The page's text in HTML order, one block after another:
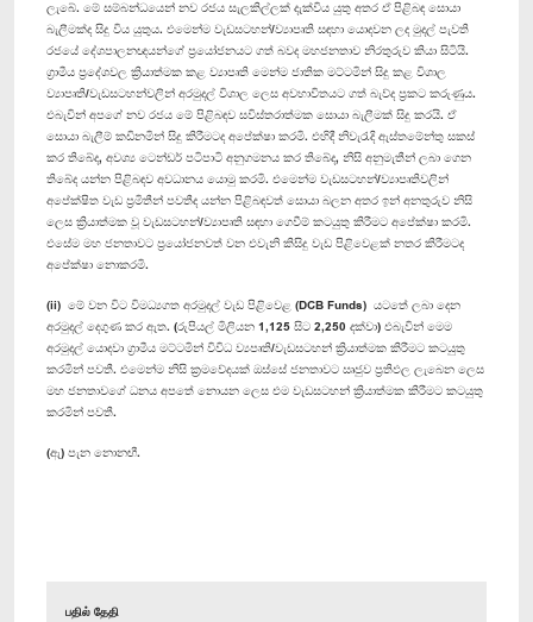
ලැබේ. මේ සම්බන්ධයෙන් නව රජය සැලකිල්ලක් දැක්විය යුතු අතර ඒ පිළිබඳ සොයා
බැලීමක්ද සිදු විය යුතුය. එමෙන්ම වැඩසටහන්/ව්‍යාපෘති සඳහා යොදවන ලද මුදල් පැවති
රජයේ දේශපාලනඥයන්ගේ ප්‍රයෝජනයට ගත් බවද මහජනතාව නිරතුරුව කියා සිටියි.
ග්‍රාමීය ප්‍රදේශවල ක්‍රියාත්මක කළ ව්‍යාපෘති මෙන්ම ජාතික මට්ටමින් සිදු කළ විශාල
ව්‍යාපෘති/වැඩසටහන්වලින් අරමුදල් විශාල ලෙස අවභාවිතයට ගත් බැව්ද ප්‍රකට කරුණුය.
එබැවින් අපගේ නව රජය මේ පිළිබඳව සවිස්තරාත්මක සොයා බැලීමක් සිදු කරයි. ඒ
සොයා බැලීම් කඩිනමින් සිදු කිරීමටද අපේක්ෂා කරමි. එහිදී නිවැරැදි ඇස්තමේන්තු සකස්
කර තිබේද, අවශ්‍ය ටෙන්ඩර් පටිපාටි අනුගමනය කර තිබේද, නිසි අනුමැතීන් ලබා ගෙන
තිබේද යන්න පිළිබඳව අවධානය යොමු කරමි. එමෙන්ම වැඩසටහන්/ව්‍යාපෘතිවලින්
අපේක්ෂිත වැඩ ප්‍රමිතීන් පවතීද යන්න පිළිබඳවත් සොයා බලන අතර ඉන් අනතුරුව නිසි
ලෙස ක්‍රියාත්මක වූ වැඩසටහන්/ව්‍යාපෘති සඳහා ගෙවීම් කටයුතු කිරීමට අපේක්ෂා කරමි.
එසේම මහ ජනතාවට ප්‍රයෝජනවත් වන එවැනි කිසිදු වැඩ පිළිවෙළක් නතර කිරීමටද
අපේක්ෂා නොකරමි.
(ii) මේ වන විට විමධ්‍යගත අරමුදල් වැඩ පිළිවෙළ (DCB Funds) යටතේ ලබා දෙන
අරමුදල් දෙගුණ කර ඇත. (රුපියල් මිලියන 1,125 සිට 2,250 දක්වා) එබැවින් මෙම
අරමුදල් යොදවා ග්‍රාමීය මට්ටමින් විවිධ ව්‍යපෘති/වැඩසටහන් ක්‍රියාත්මක කිරීමට කටයුතු
කරමින් පවතී. එමෙන්ම නිසි ක්‍රමවේදයක් ඔස්සේ ජනතාවට ඍජුව ප්‍රතිඵල ලැබෙන ලෙස
මහ ජනතාවගේ ධනය අපතේ නොයන ලෙස එම වැඩසටහන් ක්‍රියාත්මක කිරීමට කටයුතු
කරමින් පවතී.
(ඇ) පැන නොනඟී.
பதில் தேதி